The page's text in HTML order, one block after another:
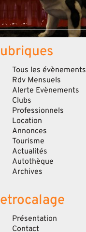
ubriques
Tous les évènements
Rdv Mensuels
Alerte Evènements
Clubs
Professionnels
Location
Annonces
Tourisme
Actualités
Autothèque
Archives
etrocalage
Présentation
Contact